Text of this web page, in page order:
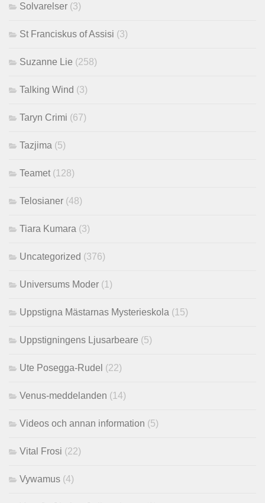
Solvarelser (3)
St Franciskus of Assisi (3)
Suzanne Lie (258)
Talking Wind (3)
Taryn Crimi (67)
Tazjima (5)
Teamet (128)
Telosianer (48)
Tiara Kumara (3)
Uncategorized (376)
Universums Moder (1)
Uppstigna Mästarnas Mysterieskola (15)
Uppstigningens Ljusarbeare (5)
Ute Posegga-Rudel (22)
Venus-meddelanden (14)
Videos och annan information (5)
Vital Frosi (22)
Vywamus (4)